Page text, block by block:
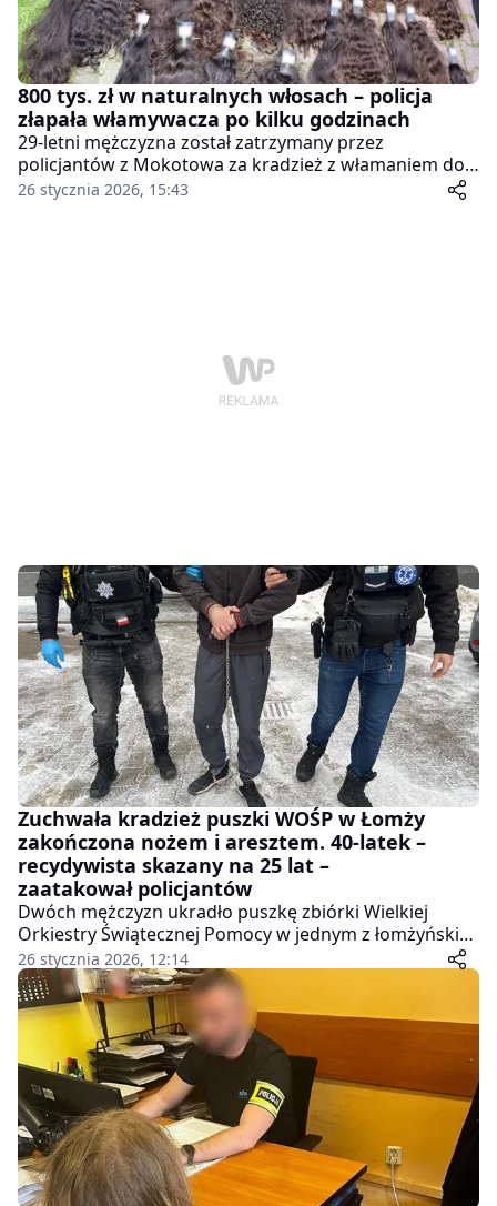
800 tys. zł w naturalnych włosach – policja
złapała włamywacza po kilku godzinach
29-letni mężczyzna został zatrzymany przez
policjantów z Mokotowa za kradzież z włamaniem do
salonu sprzedaży włosów naturalnych na Wilanowie.
26 stycznia 2026, 15:43
Zuchwała kradzież puszki WOŚP w Łomży
zakończona nożem i aresztem. 40-latek –
recydywista skazany na 25 lat –
zaatakował policjantów
Dwóch mężczyzn ukradło puszkę zbiórki Wielkiej
Orkiestry Świątecznej Pomocy w jednym z łomżyńskich
sklepów – i za to wkrótce odpowie przed sądem. Jeden
z nich, 40-letni recydywista odbywający przerwę w
karze 25 lat pozbawienia wolności, podczas
zatrzymania wyjął nóż i rzucił się na policjantów.
Drugiego – 30-letniego wspólnika – zatrzymano dziś
rano.
26 stycznia 2026, 12:14